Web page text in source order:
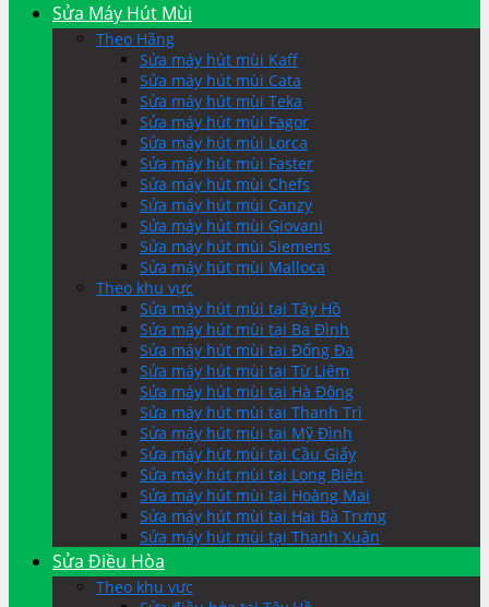
Sửa Máy Hút Mùi
Theo Hãng
Sửa máy hút mùi Kaff
Sửa máy hút mùi Cata
Sửa máy hút mùi Teka
Sửa máy hút mùi Fagor
Sửa máy hút mùi Lorca
Sửa máy hút mùi Faster
Sửa máy hút mùi Chefs
Sửa máy hút mùi Canzy
Sửa máy hút mùi Giovani
Sửa máy hút mùi Siemens
Sửa máy hút mùi Malloca
Theo khu vực
Sửa máy hút mùi tại Tây Hồ
Sửa máy hút mùi tại Ba Đình
Sửa máy hút mùi tại Đống Đa
Sửa máy hút mùi tại Từ Liêm
Sửa máy hút mùi tại Hà Đông
Sửa máy hút mùi tại Thanh Trì
Sửa máy hút mùi tại Mỹ Đình
Sửa máy hút mùi tại Cầu Giấy
Sửa máy hút mùi tại Long Biên
Sửa máy hút mùi tại Hoàng Mai
Sửa máy hút mùi tại Hai Bà Trưng
Sửa máy hút mùi tại Thanh Xuân
Sửa Điều Hòa
Theo khu vực